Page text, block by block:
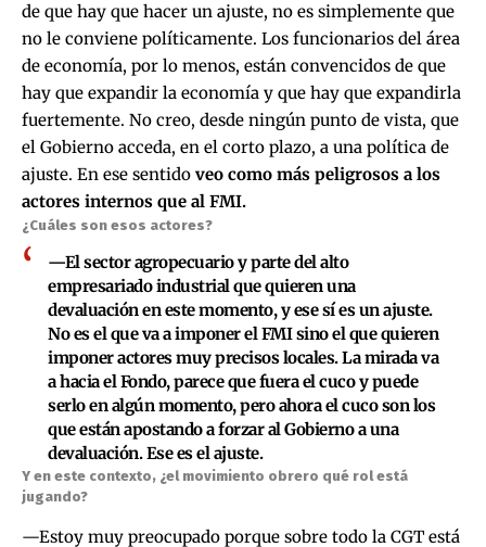
de que hay que hacer un ajuste, no es simplemente que
no le conviene políticamente. Los funcionarios del área
de economía, por lo menos, están convencidos de que
hay que expandir la economía y que hay que expandirla
fuertemente. No creo, desde ningún punto de vista, que
el Gobierno acceda, en el corto plazo, a una política de
ajuste. En ese sentido veo como más peligrosos a los
actores internos que al FMI.
¿Cuáles son esos actores?
—El sector agropecuario y parte del alto
empresariado industrial que quieren una
devaluación en este momento, y ese sí es un ajuste.
No es el que va a imponer el FMI sino el que quieren
imponer actores muy precisos locales. La mirada va
a hacia el Fondo, parece que fuera el cuco y puede
serlo en algún momento, pero ahora el cuco son los
que están apostando a forzar al Gobierno a una
devaluación. Ese es el ajuste.
Y en este contexto, ¿el movimiento obrero qué rol está
jugando?
—Estoy muy preocupado porque sobre todo la CGT está